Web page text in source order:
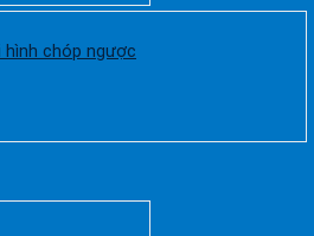
hình chóp ngược